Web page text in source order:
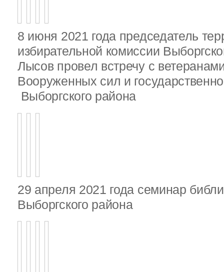
8 июня 2021 года председатель
избирательной комиссии
Лысов провел встречу с
Вооруженных сил и
Выборгского района
29 апреля 2021 года семинар
Выборгского района